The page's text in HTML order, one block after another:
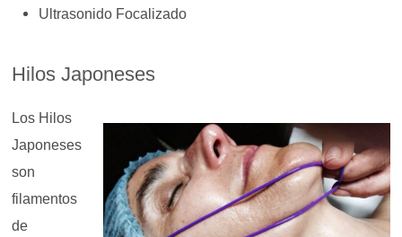
Ultrasonido Focalizado
Hilos Japoneses
Los Hilos
Japoneses
son
filamentos
de